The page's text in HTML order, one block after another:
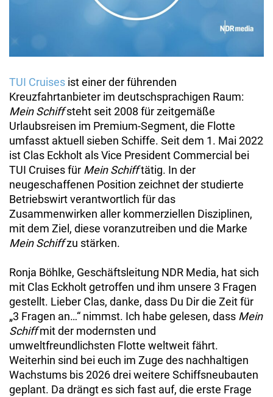
TUI Cruises ist einer der führenden
Kreuzfahrtanbieter im deutschsprachigen Raum:
Mein Schiffsteht seit 2008 für zeitgemäße
Urlaubsreisen im Premium-Segment, die Flotte
umfasst aktuell sieben Schiffe. Seit dem 1. Mai 2022
ist Clas Eckholt als Vice President Commercial bei
TUI Cruises für Mein Schifftätig. In der
neugeschaffenen Position zeichnet der studierte
Betriebswirt verantwortlich für das
Zusammenwirken aller kommerziellen Disziplinen,
mit dem Ziel, diese voranzutreiben und die Marke
Mein Schiffzu stärken.
Ronja Böhlke, Geschäftsleitung NDR Media, hat sich
mit Clas Eckholt getroffen und ihm unsere 3 Fragen
gestellt. Lieber Clas, danke, dass Du Dir die Zeit für
„3 Fragen an…“ nimmst. Ich habe gelesen, dass Mein
Schiffmit der modernsten und
umweltfreundlichsten Flotte weltweit fährt.
Weiterhin sind bei euch im Zuge des nachhaltigen
Wachstums bis 2026 drei weitere Schiffsneubauten
geplant. Da drängt es sich fast auf, die erste Frage